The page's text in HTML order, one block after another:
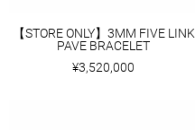
【STORE ONLY】3MM FIVE LINK
PAVE BRACELET
¥3,520,000